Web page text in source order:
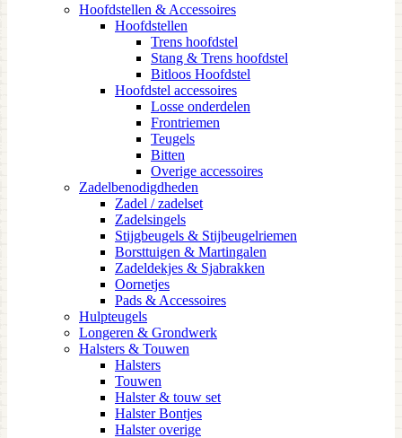
Hoofdstellen & Accessoires
Hoofdstellen
Trens hoofdstel
Stang & Trens hoofdstel
Bitloos Hoofdstel
Hoofdstel accessoires
Losse onderdelen
Frontriemen
Teugels
Bitten
Overige accessoires
Zadelbenodigdheden
Zadel / zadelset
Zadelsingels
Stijgbeugels & Stijbeugelriemen
Borsttuigen & Martingalen
Zadeldekjes & Sjabrakken
Oornetjes
Pads & Accessoires
Hulpteugels
Longeren & Grondwerk
Halsters & Touwen
Halsters
Touwen
Halster & touw set
Halster Bontjes
Halster overige